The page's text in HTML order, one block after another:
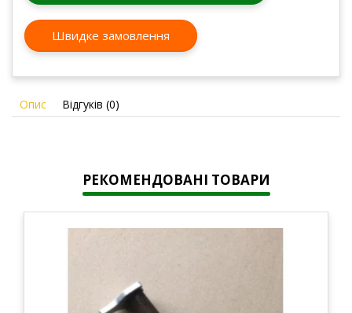
Швидке замовлення
Опис Відгуків (0)
РЕКОМЕНДОВАНІ ТОВАРИ